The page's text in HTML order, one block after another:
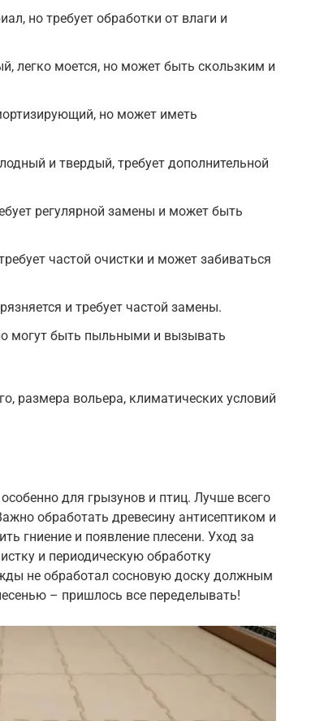
но требует обработки от влаги и
легко моется, но может быть скользким и
но может иметь
и твердый, требует дополнительной
регулярной замены и может быть
частой очистки и может забиваться
и требует частой замены.
могут быть пыльными и вызывать
размера вольера, климатических условий
для грызунов и птиц. Лучше всего
обработать древесину антисептиком и
гниение и появление плесени. Уход за
и периодическую обработку
не обработал сосновую доску должным
– пришлось все переделывать!